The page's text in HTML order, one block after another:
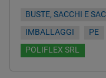
BUSTE, SACCHI E
IMBALLAGGI
PE
POLIFLEX SRL